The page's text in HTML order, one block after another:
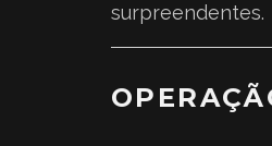
surpreendentes.